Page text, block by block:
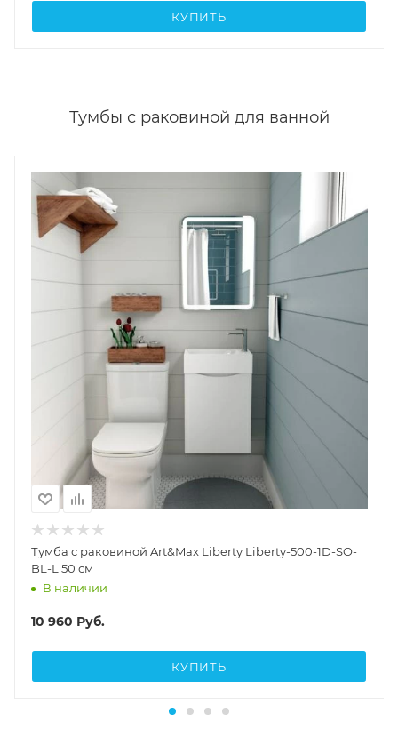
КУПИТЬ
Тумбы с раковиной для ванной
Тумба с раковиной Art&Max Liberty Liberty-500-1D-SO-
BL-L 50 см
В наличии
10 960 Руб.
КУПИТЬ